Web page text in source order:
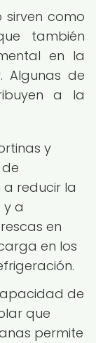
sirven como
también
en la
Algunas de
a la
y
reducir la
y a
en
en los
de
que
permite